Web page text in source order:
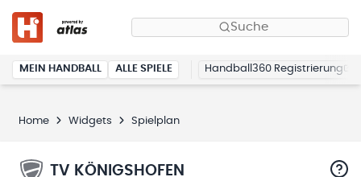
Suche
MEIN HANDBALL ALLE SPIELE Handball360 Registrierung
Home Widgets Spielplan
TV KÖNIGSHOFEN